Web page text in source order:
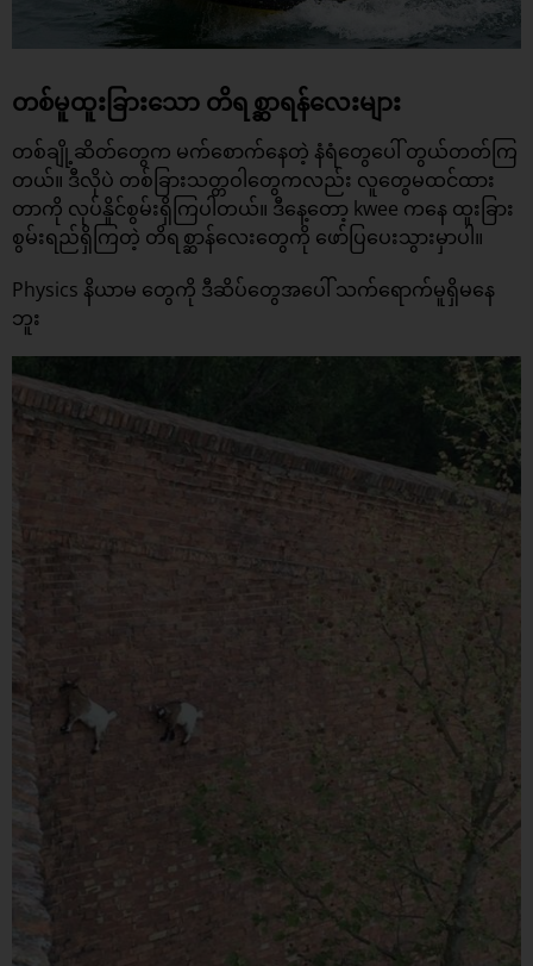
တစ်မူထူးခြားသော တိရစ္ဆာရန်လေးများ
တစ်ချို့ဆိတ်တွေက မက်စောက်နေတဲ့ နံရံတွေပေါ် တွယ်တတ်ကြ
တယ်။ ဒီလိုပဲ တစ်ခြားသတ္တဝါတွေကလည်း လူတွေမထင်ထား
တာကို လုပ်နိူင်စွမ်းရှိကြပါတယ်။ ဒီနေ့တော့ kwee ကနေ ထူးခြား
စွမ်းရည်ရှိကြတဲ့ တိရစ္ဆာန်လေးတွေကို ဖော်ပြပေးသွားမှာပါ။
Physics နိယာမ တွေကို ဒီဆိပ်တွေအပေါ် သက်ရောက်မူရှိမနေ
ဘူး